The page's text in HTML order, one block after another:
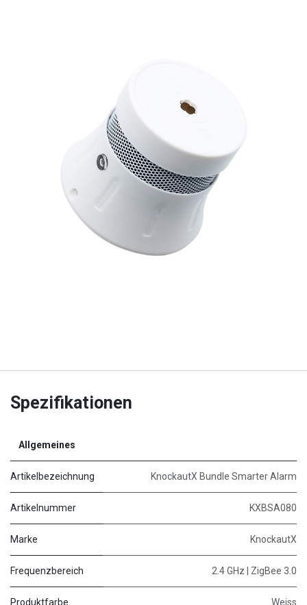
Spezifikationen
Allgemeines
Artikelbezeichnung KnockautX Bundle Smarter Alarm
Artikelnummer KXBSA080
Marke KnockautX
Frequenzbereich 2.4 GHz | ZigBee 3.0
Produktfarbe Weiss